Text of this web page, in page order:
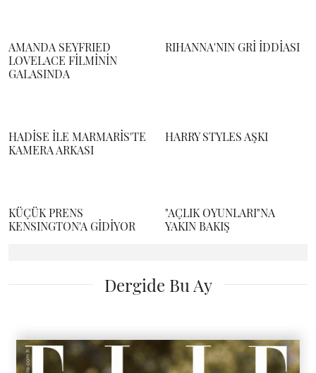
AMANDA SEYFRIED
LOVELACE FİLMİNİN
GALASINDA
RIHANNA'NIN GRİ İDDİASI
HADİSE İLE MARMARİS'TE
KAMERA ARKASI
HARRY STYLES AŞKI
KÜÇÜK PRENS
KENSINGTON'A GİDİYOR
"AÇLIK OYUNLARI"NA
YAKIN BAKIŞ
Dergide Bu Ay